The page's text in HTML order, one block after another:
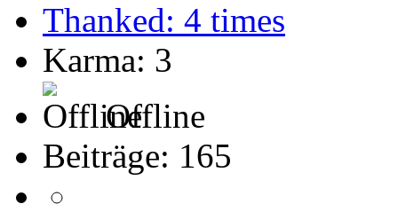
Thanked: 4 times
Karma: 3
Offline
Beiträge: 165